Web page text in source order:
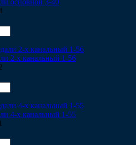
2-х канальный 1-56
4-х канальный 1-55